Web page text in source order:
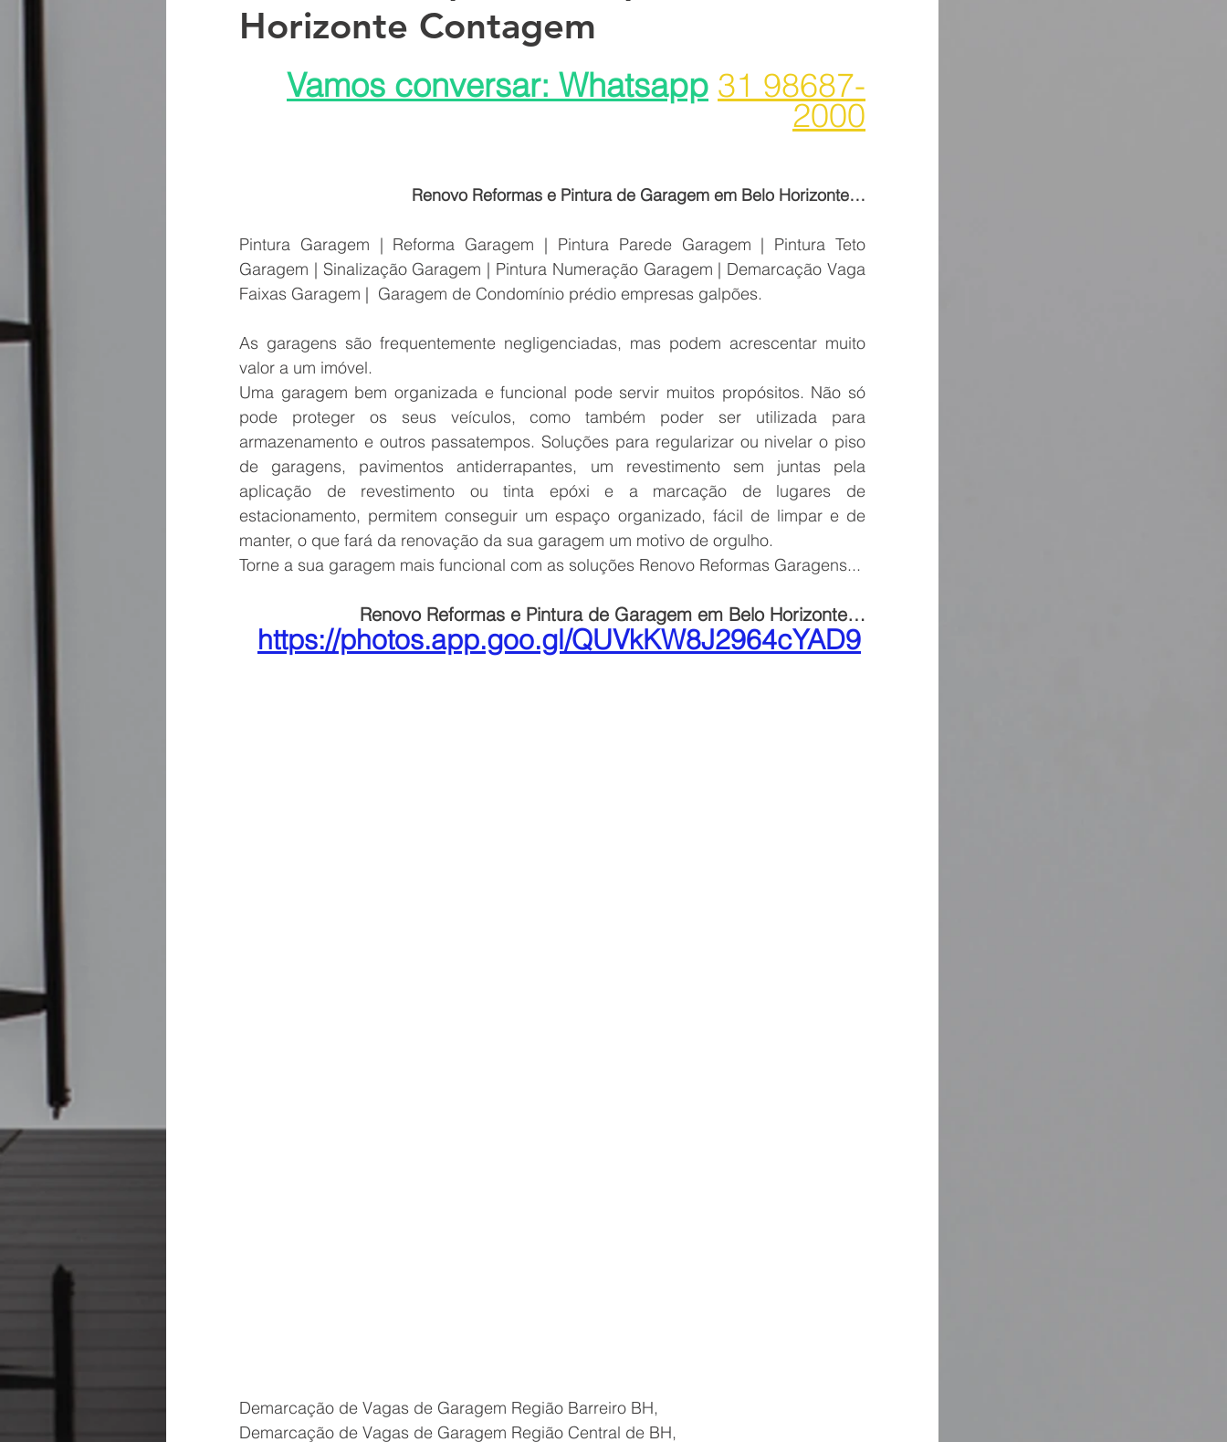
Serviço de impermeabilização de fac
Infiltração em Fachadas: Passo a Pa O que é a fachada do prédio? A fach
Reforma de Fachada Predial: Passo a Proteção sol chuva pintura impermea
Proteção sol chuva pintura impermea Reformas Prediais Rua Castelo da Be
O que causa as rachaduras no prédio Reforma e pintura de garagem de con
Reformas Prédios Qual é a melhor época para pintar a
Serviços para condomínios prédios Reforma de Fachada Predial Prédios
Impermeabilização antes da pintura, Desplacamento revestimento evitar
Horizonte Contagem
Vamos conversar: Whatsapp 31 98687-
2000
Renovo Reformas e Pintura de Garagem em Belo Horizonte…
Pintura Garagem | Reforma Garagem | Pintura Parede Garagem | Pintura Teto
Garagem | Sinalização Garagem | Pintura Numeração Garagem | Demarcação Vaga
Faixas Garagem |  Garagem de Condomínio prédio empresas galpões.
As garagens são frequentemente negligenciadas, mas podem acrescentar muito
valor a um imóvel.
Uma garagem bem organizada e funcional pode servir muitos propósitos. Não só
pode proteger os seus veículos, como também poder ser utilizada para
armazenamento e outros passatempos. Soluções para regularizar ou nivelar o piso
de garagens, pavimentos antiderrapantes, um revestimento sem juntas pela
aplicação de revestimento ou tinta epóxi e a marcação de lugares de
estacionamento, permitem conseguir um espaço organizado, fácil de limpar e de
manter, o que fará da renovação da sua garagem um motivo de orgulho.
Torne a sua garagem mais funcional com as soluções Renovo Reformas Garagens...
Renovo Reformas e Pintura de Garagem em Belo Horizonte…
https://photos.app.goo.gl/QUVkKW8J2964cYAD9
Demarcação de Vagas de Garagem Região Barreiro BH,
Demarcação de Vagas de Garagem Região Central de BH,